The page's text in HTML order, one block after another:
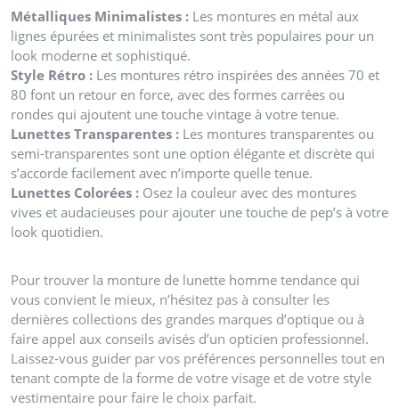
Métalliques Minimalistes : Les montures en métal aux
lignes épurées et minimalistes sont très populaires pour un
look moderne et sophistiqué.
Style Rétro : Les montures rétro inspirées des années 70 et
80 font un retour en force, avec des formes carrées ou
rondes qui ajoutent une touche vintage à votre tenue.
Lunettes Transparentes : Les montures transparentes ou
semi-transparentes sont une option élégante et discrète qui
s’accorde facilement avec n’importe quelle tenue.
Lunettes Colorées : Osez la couleur avec des montures
vives et audacieuses pour ajouter une touche de pep’s à votre
look quotidien.
Pour trouver la monture de lunette homme tendance qui
vous convient le mieux, n’hésitez pas à consulter les
dernières collections des grandes marques d’optique ou à
faire appel aux conseils avisés d’un opticien professionnel.
Laissez-vous guider par vos préférences personnelles tout en
tenant compte de la forme de votre visage et de votre style
vestimentaire pour faire le choix parfait.